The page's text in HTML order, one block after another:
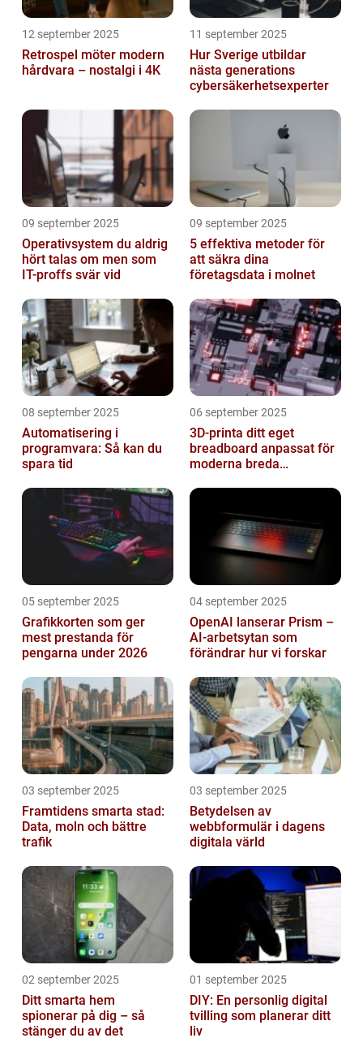
12 september 2025
Retrospel möter modern
hårdvara – nostalgi i 4K
11 september 2025
Hur Sverige utbildar
nästa generations
cybersäkerhetsexperter
09 september 2025
Operativsystem du aldrig
hört talas om men som
IT-proffs svär vid
09 september 2025
5 effektiva metoder för
att säkra dina
företagsdata i molnet
08 september 2025
Automatisering i
programvara: Så kan du
spara tid
06 september 2025
3D-printa ditt eget
breadboard anpassat för
moderna breda
05 september 2025
Grafikkorten som ger
mest prestanda för
pengarna under 2026
04 september 2025
OpenAI lanserar Prism –
AI-arbetsytan som
förändrar hur vi forskar
03 september 2025
Framtidens smarta stad:
Data, moln och bättre
trafik
03 september 2025
Betydelsen av
webbformulär i dagens
digitala värld
02 september 2025
Ditt smarta hem
spionerar på dig – så
stänger du av det
01 september 2025
DIY: En personlig digital
tvilling som planerar ditt
liv